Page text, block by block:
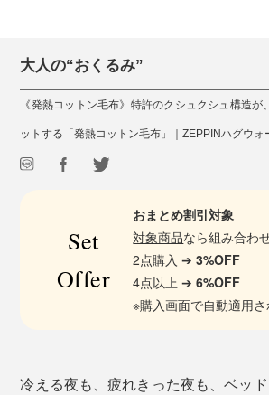
大人の“おくるみ”
《発熱コットン毛布》特許のクシュクシュ構造が
ットする「発熱コットン毛布」｜ZEPPINハグウォ
Set
Offer
おまとめ割引対象
対象商品なら組み合わ
2点購入 ➔3%OFF
4点以上 ➔6%OFF
※購入画面で自動適用さ
冷える夜も、疲れきった夜も、ベッド